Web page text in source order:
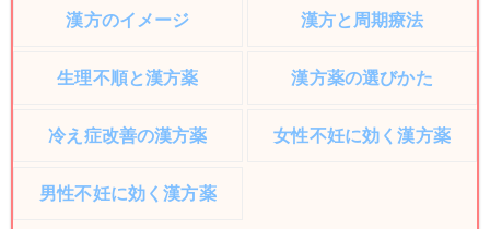
漢方のイメージ 漢方と周期療法
生理不順と漢方薬 漢方薬の選びかた
冷え症改善の漢方薬 女性不妊に効く漢方薬
男性不妊に効く漢方薬